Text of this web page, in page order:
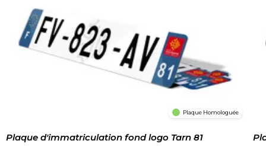
Plaque Homologuée
Plaque d'immatriculation fond logo Tarn 81